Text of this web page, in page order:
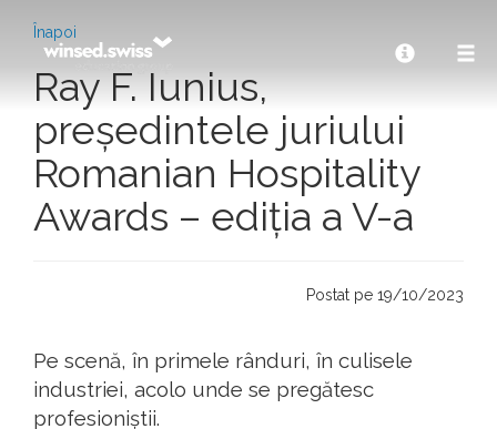
Înapoi
Ray F. Iunius,
președintele juriului
Romanian Hospitality
Awards – ediția a V-a
Postat pe 19/10/2023
Pe scenă, în primele rânduri, în culisele
industriei, acolo unde se pregătesc
profesioniștii.